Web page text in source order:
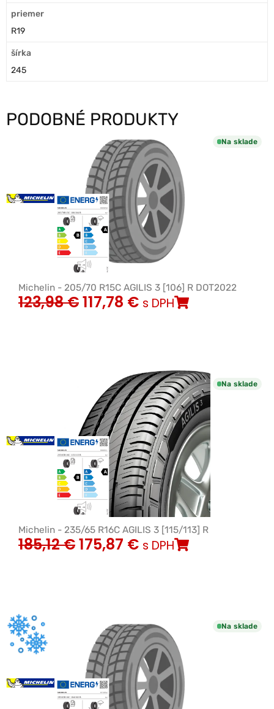
priemer
R19
šírka
245
PODOBNÉ PRODUKTY
Na sklade
Michelin - 205/70 R15C AGILIS 3 [106] R DOT2022
123,98€117,78 € s DPH
Na sklade
Michelin - 235/65 R16C AGILIS 3 [115/113] R
185,12€175,87 € s DPH
Na sklade